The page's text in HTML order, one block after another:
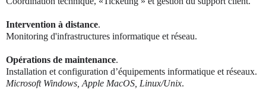
Intervention à distance.
Monitoring d'infrastructures informatique et réseau.
Opérations de maintenance.
Installation et configuration d’équipements informatique et réseaux.
Microsoft Windows, Apple MacOS, Linux/Unix.